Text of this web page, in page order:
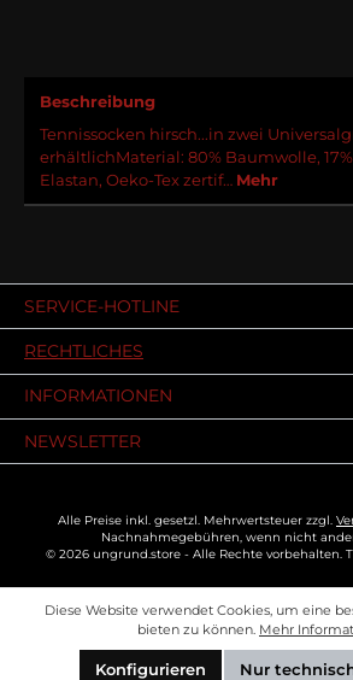
Beschreibung
Tennissocken hirsch...in zwei
erhältlichMaterial: 80% Baumwolle,
Elastan, Oeko-Tex zertif… Mehr
SERVICE-HOTLINE
RECHTLICHES
INFORMATIONEN
NEWSLETTER
Alle Preise inkl. gesetzl. Mehrwertsteuer zzgl.
Nachnahmegebühren, wenn nicht
© 2026 ungrund.store - Alle Rechte vorbehalten.
Diese Website verwendet Cookies, um eine
bieten zu können. Mehr
Nur
Konfigurieren